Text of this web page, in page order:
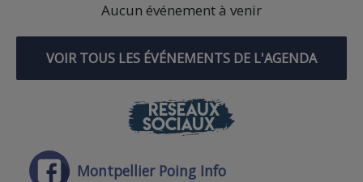
Aucun événement à venir
VOIR TOUS LES ÉVÉNEMENTS DE L'AGENDA
RÉSEAUX
SOCIAUX
Montpellier Poing Info